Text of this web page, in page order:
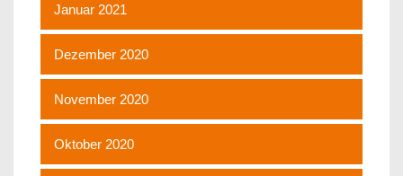
Januar 2021
Dezember 2020
November 2020
Oktober 2020